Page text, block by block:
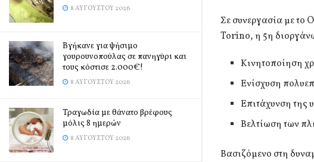
8 ΑΥΓΟΎΣΤΟΥ 2026
Βγήκανε για ψήσιμο
γουρουνοπούλας σε πανηγύρι και
τους κόστισε 2.000€!
8 ΑΥΓΟΎΣΤΟΥ 2026
Τραγωδία με θάνατο βρέφους
μόλις 8 ημερών
8 ΑΥΓΟΎΣΤΟΥ 2026
Σε συνεργασία με το
Torino, η 5η
Κινητοποίηση
Ενίσχυση
Επιτάχυνση της
Βελτίωση των
Βασιζόμενο στη